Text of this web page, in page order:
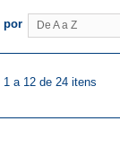
por De A a Z
1 a 12 de 24 itens